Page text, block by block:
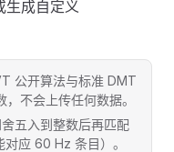
生成自定义
公开算法与标准 DMT
不会上传任何数据。
五入到整数后再匹配
应 60 Hz 条目）。